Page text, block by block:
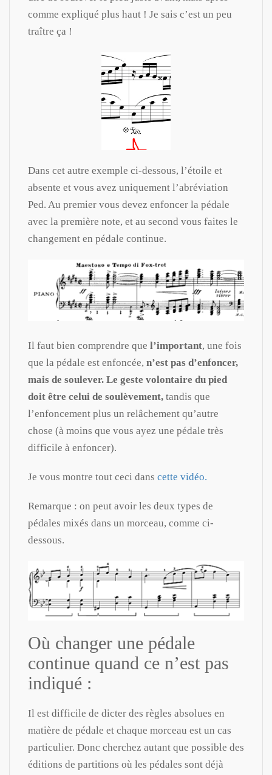
comme expliqué plus haut ! Je sais c’est un peu
traître ça !
Dans cet autre exemple ci-dessous, l’étoile et
absente et vous avez uniquement l’abréviation
Ped. Au premier vous devez enfoncer la pédale
avec la première note, et au second vous faites le
changement en pédale continue.
Il faut bien comprendre que l’important, une fois
que la pédale est enfoncée, n’est pas d’enfoncer,
mais de soulever. Le geste volontaire du pied
doit être celui de soulèvement, tandis que
l’enfoncement plus un relâchement qu’autre
chose (à moins que vous ayez une pédale très
difficile à enfoncer).
Je vous montre tout ceci dans cette vidéo.
Remarque : on peut avoir les deux types de
pédales mixés dans un morceau, comme ci-
dessous.
Où changer une pédale
continue quand ce n’est pas
indiqué :
Il est difficile de dicter des règles absolues en
matière de pédale et chaque morceau est un cas
particulier. Donc cherchez autant que possible des
éditions de partitions où les pédales sont déjà